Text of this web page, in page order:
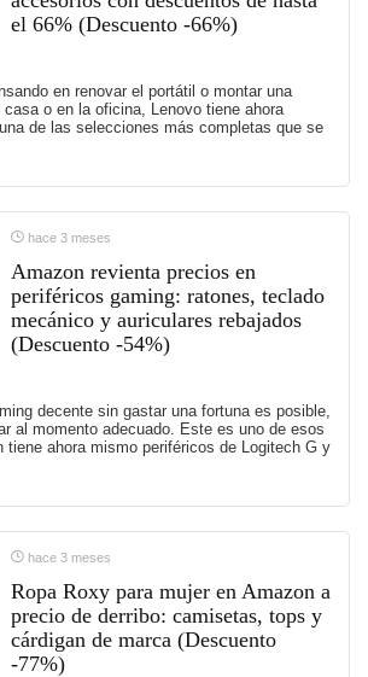
el 66% (Descuento -66%)
en renovar el portátil o montar una
o en la oficina, Lenovo tiene ahora
de las selecciones más completas que se
hace 3 meses
Amazon revienta precios en
periféricos gaming: ratones, teclado
mecánico y auriculares rebajados
(Descuento -54%)
decente sin gastar una fortuna es posible,
al momento adecuado. Este es uno de esos
tiene ahora mismo periféricos de Logitech G y
hace 3 meses
Ropa Roxy para mujer en Amazon a
precio de derribo: camisetas, tops y
cárdigan de marca (Descuento
-77%)